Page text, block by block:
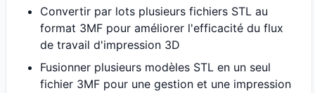
Convertir par lots plusieurs fichiers STL au
format 3MF pour améliorer l'efficacité du flux
de travail d'impression 3D
Fusionner plusieurs modèles STL en un seul
fichier 3MF pour une gestion et une impression